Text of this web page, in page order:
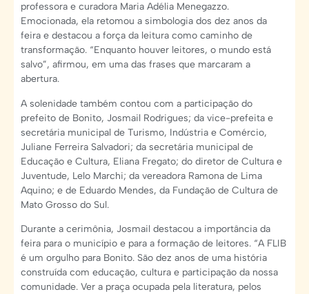
professora e curadora Maria Adélia Menegazzo.
Emocionada, ela retomou a simbologia dos dez anos da
feira e destacou a força da leitura como caminho de
transformação. “Enquanto houver leitores, o mundo está
salvo”, afirmou, em uma das frases que marcaram a
abertura.
A solenidade também contou com a participação do
prefeito de Bonito, Josmail Rodrigues; da vice-prefeita e
secretária municipal de Turismo, Indústria e Comércio,
Juliane Ferreira Salvadori; da secretária municipal de
Educação e Cultura, Eliana Fregato; do diretor de Cultura e
Juventude, Lelo Marchi; da vereadora Ramona de Lima
Aquino; e de Eduardo Mendes, da Fundação de Cultura de
Mato Grosso do Sul.
Durante a cerimônia, Josmail destacou a importância da
feira para o município e para a formação de leitores. “A FLIB
é um orgulho para Bonito. São dez anos de uma história
construída com educação, cultura e participação da nossa
comunidade. Ver a praça ocupada pela literatura, pelos